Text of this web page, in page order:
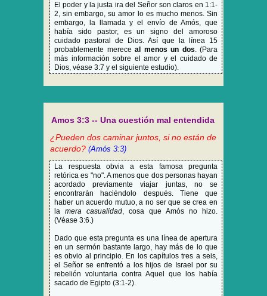
El poder y la justa ira del Señor son claros en 1:1-
2, sin embargo, su amor lo es mucho menos. Sin
embargo, la llamada y el envío de Amós, que
había sido pastor, es un signo del amoroso
cuidado pastoral de Dios. Así que la línea 15
probablemente merece al menos un dos. (Para
más información sobre el amor y el cuidado de
Dios, véase 3:7 y el siguiente estudio).
Amos 3:3 -- Una cuestión mal entendida
¿Pueden dos caminar juntos, si no están de
acuerdo? (Amós 3:3)
La respuesta obvia a esta famosa pregunta
retórica es "no". A menos que dos personas hayan
acordado previamente viajar juntas, no se
encontrarán haciéndolo después. Tiene que
haber un acuerdo mutuo, a no ser que se crea en
la mera casualidad, cosa que Amós no hizo.
(Véase 3:6.)
Dado que esta pregunta es una línea de apertura
en un sermón bastante largo, hay más de lo que
es obvio al principio. En los capítulos tres a seis,
el Señor se enfrentó a los hijos de Israel por su
rebelión voluntaria contra Aquel que los había
sacado de Egipto (3:1-2).